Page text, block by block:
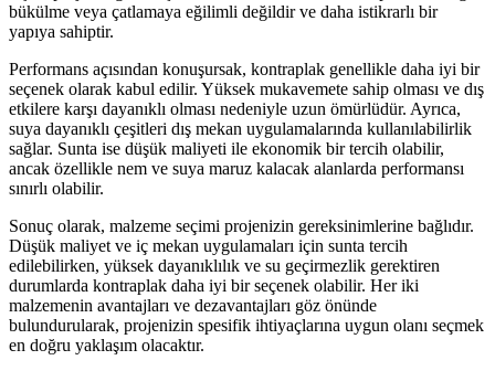
bükülme veya çatlamaya eğilimli değildir ve daha istikrarlı bir
yapıya sahiptir.
Performans açısından konuşursak, kontraplak genellikle daha iyi bir
seçenek olarak kabul edilir. Yüksek mukavemete sahip olması ve dış
etkilere karşı dayanıklı olması nedeniyle uzun ömürlüdür. Ayrıca,
suya dayanıklı çeşitleri dış mekan uygulamalarında kullanılabilirlik
sağlar. Sunta ise düşük maliyeti ile ekonomik bir tercih olabilir,
ancak özellikle nem ve suya maruz kalacak alanlarda performansı
sınırlı olabilir.
Sonuç olarak, malzeme seçimi projenizin gereksinimlerine bağlıdır.
Düşük maliyet ve iç mekan uygulamaları için sunta tercih
edilebilirken, yüksek dayanıklılık ve su geçirmezlik gerektiren
durumlarda kontraplak daha iyi bir seçenek olabilir. Her iki
malzemenin avantajları ve dezavantajları göz önünde
bulundurularak, projenizin spesifik ihtiyaçlarına uygun olanı seçmek
en doğru yaklaşım olacaktır.